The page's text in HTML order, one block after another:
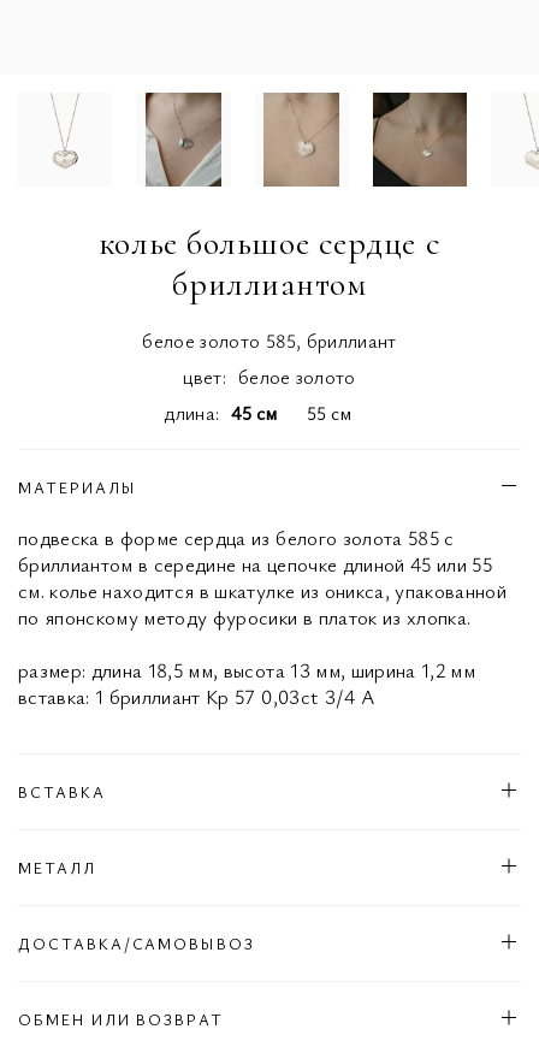
колье большое сердце с
бриллиантом
белое золото 585, бриллиант
цвет: белое золото
длина
45 см 55 см
МАТЕРИАЛЫ
подвеска в форме сердца из белого золота 585 с
бриллиантом в середине на цепочке длиной 45 или 55
см. колье находится в шкатулке из оникса, упакованной
по японскому методу фуросики в платок из хлопка.
размер: длина 18,5 мм, высота 13 мм, ширина 1,2 мм
вставка: 1 бриллиант Кр 57 0,03ct 3/4 А
ВСТАВКА
МЕТАЛЛ
ДОСТАВКА/САМОВЫВОЗ
ОБМЕН ИЛИ ВОЗВРАТ